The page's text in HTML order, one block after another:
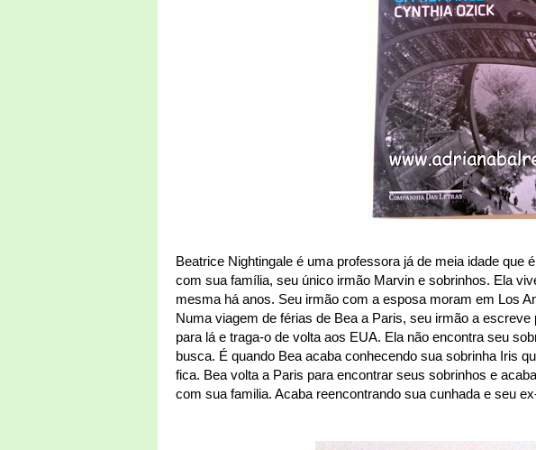
Beatrice Nightingale é uma professora já de meia idade que
com sua família, seu único irmão Marvin e sobrinhos. Ela
mesma há anos. Seu irmão com a esposa moram em Los
Numa viagem de férias de Bea a Paris, seu irmão a
para lá e traga-o de volta aos EUA. Ela não encontra seu
busca. É quando Bea acaba conhecendo sua sobrinha Iris
fica. Bea volta a Paris para encontrar seus sobrinhos e
com sua familia. Acaba reencontrando sua cunhada e seu